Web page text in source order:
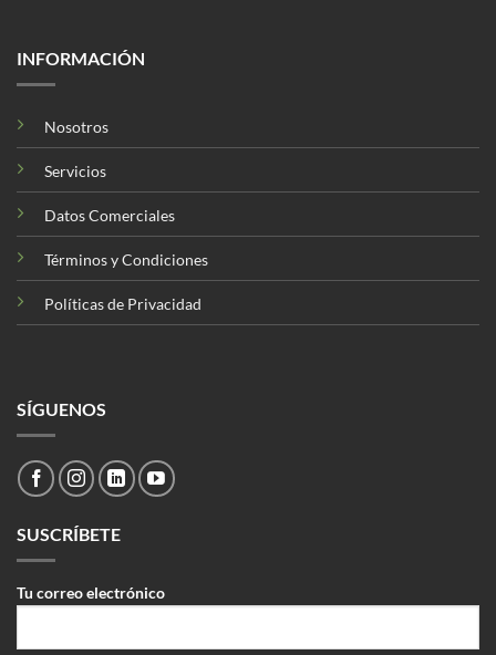
INFORMACIÓN
Nosotros
Servicios
Datos Comerciales
Términos y Condiciones
Políticas de Privacidad
SÍGUENOS
SUSCRÍBETE
Tu correo electrónico